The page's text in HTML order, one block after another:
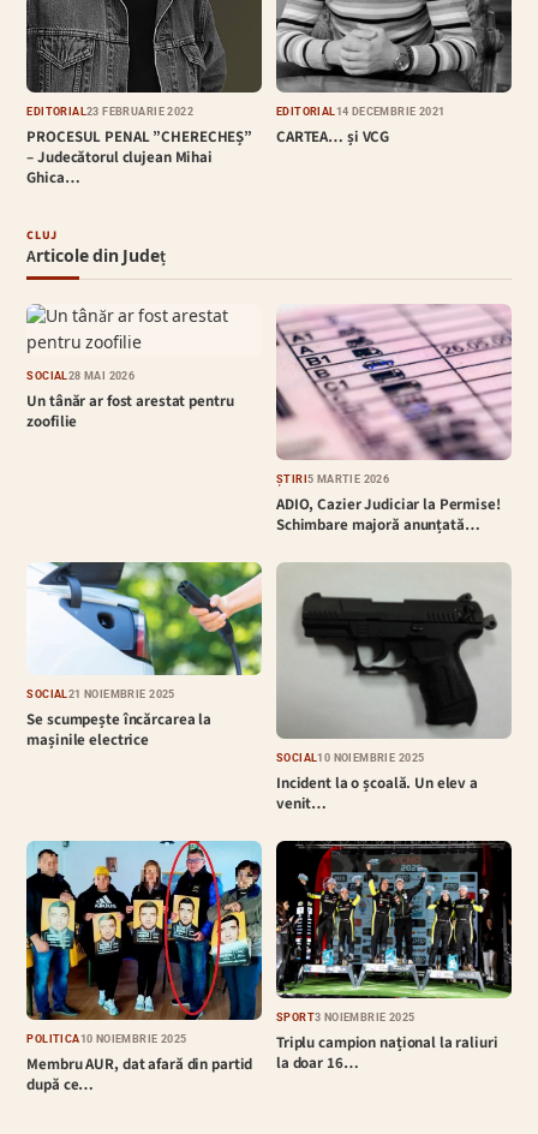
EDITORIAL23 FEBRUARIE 2022
PROCESUL PENAL ”CHERECHEȘ”
– Judecătorul clujean Mihai
Ghica…
EDITORIAL 14 DECEMBRIE 2021
CARTEA… și VCG
CLUJ
Articole din Județ
SOCIAL 28 MAI 2026
Un tânăr ar fost arestat pentru
zoofilie
ȘTIRI5 MARTIE 2026
ADIO, Cazier Judiciar la Permise!
Schimbare majoră anunțată…
SOCIAL21 NOIEMBRIE 2025
Se scumpește încărcarea la
mașinile electrice
SOCIAL10 NOIEMBRIE 2025
Incident la o școală. Un elev a
venit…
POLITICĂ10 NOIEMBRIE 2025
Membru AUR, dat afară din partid
după ce…
SPORT3 NOIEMBRIE 2025
Triplu campion național la raliuri
la doar 16…